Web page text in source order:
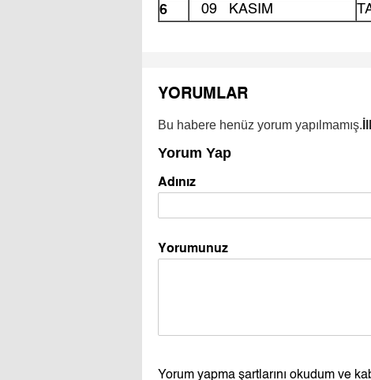
6 09 KASIM
YORUMLAR
Bu habere henüz yorum yapılmamış.
Yorum Yap
Adınız
Yorumunuz
Yorum yapma şartlarını okudum ve